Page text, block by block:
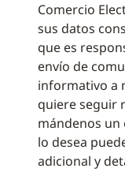
Comercio
sus datos
que es
envío de
informativo a
quiere seguir
mándenos un
lo desea
adicional y